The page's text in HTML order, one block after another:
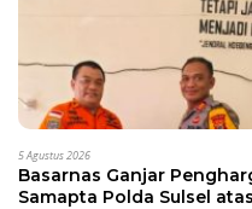
5 Agustus 2026
Basarnas Ganjar
Samapta Polda Sulsel